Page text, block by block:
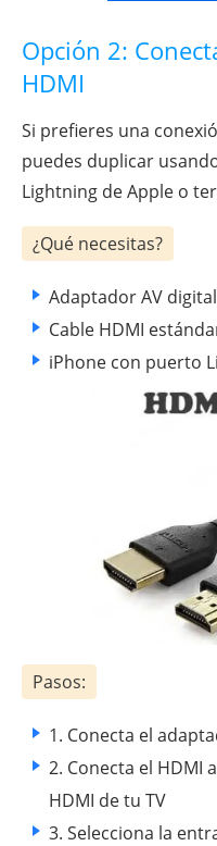
Opción 2:
HDMI
Si prefieres una
puedes duplicar
Lightning de Apple o
¿Qué necesitas?
Adaptador AV
Cable HDMI
iPhone con puerto
Pasos:
1. Conecta el
2. Conecta el HDMI
HDMI de tu TV
3. Selecciona la